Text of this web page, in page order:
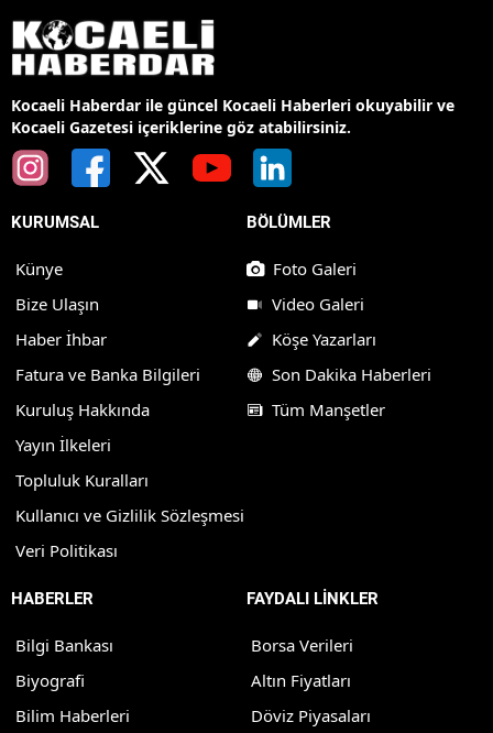
Kocaeli Haberdar ile güncel Kocaeli Haberleri okuyabilir ve
Kocaeli Gazetesi içeriklerine göz atabilirsiniz.
KURUMSAL
Künye
Bize Ulaşın
Haber İhbar
Fatura ve Banka Bilgileri
Kuruluş Hakkında
Yayın İlkeleri
Topluluk Kuralları
Kullanıcı ve Gizlilik Sözleşmesi
Veri Politikası
BÖLÜMLER
Foto Galeri
Video Galeri
Köşe Yazarları
Son Dakika Haberleri
Tüm Manşetler
HABERLER
Bilgi Bankası
Biyografi
Bilim Haberleri
FAYDALI LİNKLER
Borsa Verileri
Altın Fiyatları
Döviz Piyasaları